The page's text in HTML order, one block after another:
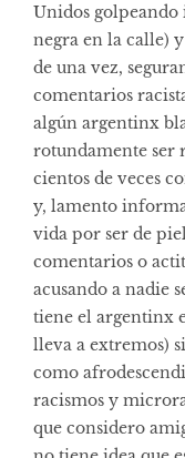
Unidos golpeando
negra en la calle)
de una vez,
comentarios
algún argentinx
rotundamente ser
cientos de veces
y, lamento
vida por ser de
comentarios o
acusando a nadie
tiene el argentinx
lleva a extremos)
como
racismos y
que considero